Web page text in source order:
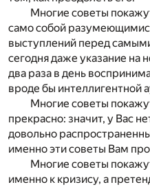
Многие советы
само собой
выступлений перед
сегодня даже указание на
два раза в день
вроде бы интеллигентной
Многие советы
прекрасно: значит, у Вас
довольно
именно эти советы Вам
Многие советы
именно к кризису, а